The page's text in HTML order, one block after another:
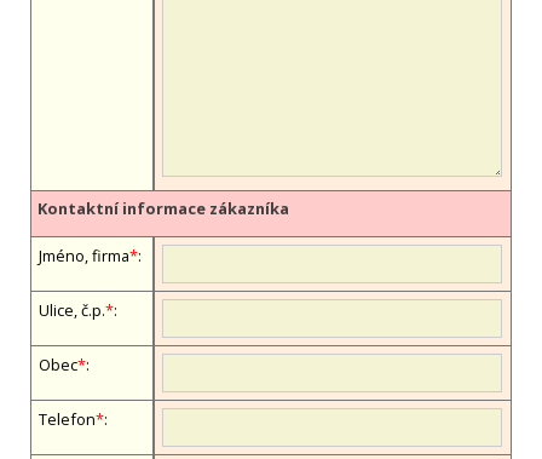
Kontaktní informace zákazníka
Jméno, firma*:
Ulice, č.p.*:
Obec*:
Telefon*: